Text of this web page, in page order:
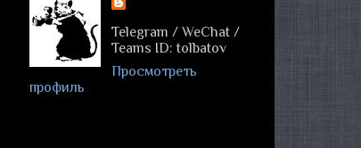
Telegram / WeChat /
Teams ID: tolbatov
Просмотреть
профиль